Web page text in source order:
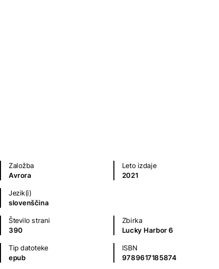
Založba
Avrora
Leto izdaje
2021
Jezik(i)
slovenščina
Število strani
390
Zbirka
Lucky Harbor 6
Tip datoteke
epub
ISBN
9789617185874